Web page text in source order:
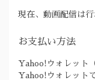
現在、動画配信は行
お支払い方法
Yahoo!ウォレット
Yahoo!ウォレット